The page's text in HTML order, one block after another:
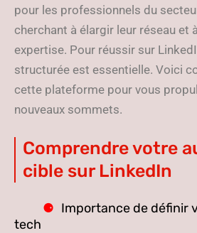
pour les professionnels du
cherchant à élargir leur réseau et
expertise. Pour réussir sur
structurée est essentielle. Voici
cette plateforme pour vous
nouveaux sommets.
Comprendre votre
cible sur LinkedIn
Importance de définir
tech